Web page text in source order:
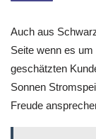
Auch aus
Seite wenn es
geschätzten
Sonnen
Freude